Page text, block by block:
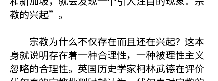
教的兴起”。
宗教为什么不仅存在而且还在兴起？这本
身就说明存在着一种合理性，一种被理性主义
忽略的合理性。英国历史学家柯林武德在评价